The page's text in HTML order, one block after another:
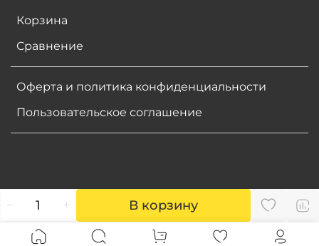
В корзину
Корзина
Сравнение
Оферта и политика конфиденциальности
Пользовательское соглашение